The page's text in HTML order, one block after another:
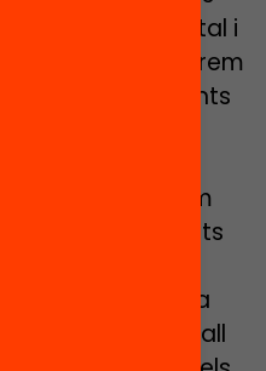
un
mental i
el mateix, i haurem
els coneixements
del
major amb
els que no hem
durant aquests
caldria reforçar a
El treball